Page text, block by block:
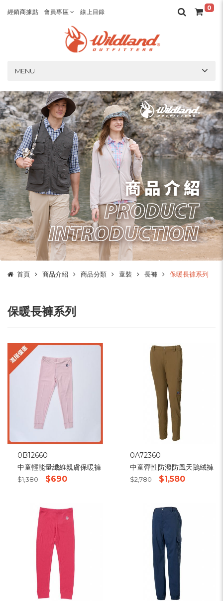
經銷商據點 會員專區 線上目錄
0
MENU
首頁 商品介紹 商品分類 童裝 長褲 保暖長褲系列
保暖長褲系列
0B12660
中童輕能量纖維親膚保暖褲
$1,380 $690
0A72360
中童彈性防潑防風天鵝絨褲
$2,780 $1,580